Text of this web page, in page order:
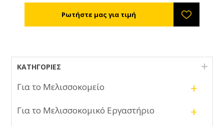
ΚΑΤΗΓΟΡΊΕΣ
Για το Μελισσοκομείο +
Για το Μελισσοκομικό Εργαστήριο +